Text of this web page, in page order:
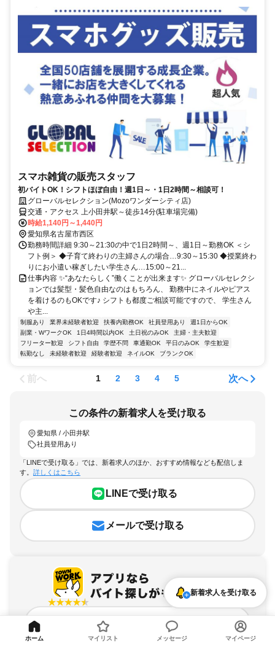
スマホ雑貨の販売スタッフ
初バイトOK！シフトほぼ自由！週1日～・1日2時間～相談可！
グローバルセレクション(Mozoワンダーシティ店)
交通・アクセス 上小田井駅～徒歩14分(駐車場完備)
時給1,140円～1,440円
愛知県名古屋市西区
勤務時間詳細 9:30～21:30の中で1日2時間～、週1日～勤務OK ＜シ
フト例＞ ◆子育て終わりの主婦さんの場合…9:30～15:30 ◆授業終わ
りにお小遣い稼ぎしたい学生さん…15:00～21...
仕事内容 ✨“あなたらしく”働くことが出来ます✨ グローバルセレクシ
ョンでは髪型・髪色自由なのはもちろん、 勤務中にネイルやピアス
を着けるのもOKです♪ シフトも都度ご相談可能ですので、 学生さん
や主...
制服あり 業界未経験者歓迎 扶養内勤務OK 社員登用あり
週1日からOK
副業・WワークOK
1日4時間以内OK 土日祝のみOK
主婦・主夫歓迎
フリーター歓迎
シフト自由 学歴不問 車通勤OK 平日のみOK
学生歓迎
転勤なし
未経験者歓迎 経験者歓迎 ネイルOK ブランクOK
前へ 1 2 3 4 5 次へ
この条件の新着求人を受け取る
愛知県 / 小田井駅
社員登用あり
「LINEで受け取る」では、新着求人のほか、おすすめ情報なども配信しま
す。 詳しくはこちら
LINEで受け取る
メールで受け取る
アプリを無料ダウンロード
新着求人を受け取る
ホーム マイリスト メッセージ マイページ